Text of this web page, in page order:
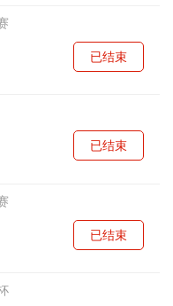
已结束
已结束
已结束